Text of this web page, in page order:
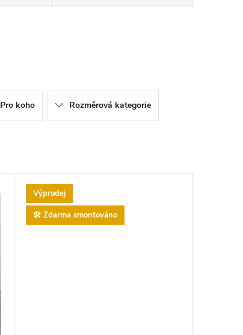
Pro koho Rozměrová kategorie
Výprodej
🛠️ Zdarma smontováno